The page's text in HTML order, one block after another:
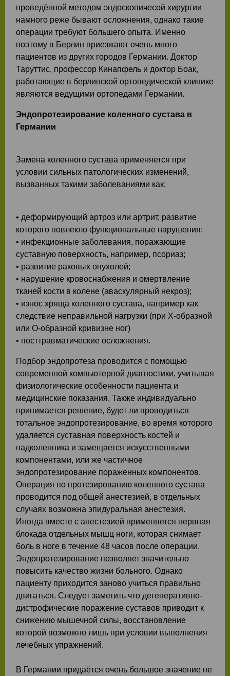
проведённой методом эндоскопичесой хирургии
намного реже бывают осложнения, однако такие
операции требуют большего опыта. Именно
поэтому в Берлин приезжают очень много
пациентов из других городов Германии. Доктор
Таруттис, профессор Кинапфель и доктор Боак,
работающие в берлинской ортопедической клинике
являются ведущими ортопедами Германии.
Эндопротезирование коленного сустава в
Германии
Замена коленного сустава применяется при
условии сильных патологических изменений,
вызванных такими заболеваниями как:
• деформирующий артроз или артрит, развитие
которого повлекло функциональные нарушения;
• инфекционные заболевания, поражающие
суставную поверхность, например, псориаз;
• развитие раковых опухолей;
• нарушение кровоснабжения и омертвление
тканей кости в колене (аваскулярный некроз);
• износ хряща коленного сустава, например как
следствие неправильной нагрузки (при X-образной
или О-образной кривизне ног)
• посттравматические осложнения.
Подбор эндопротеза проводится с помощью
современной компьютерной диагностики, учитывая
физиологические особенности пациента и
медицинские показания. Также индивидуально
принимается решение, будет ли проводиться
тотальное эндопротезирование, во время которого
удаляется суставная поверхность костей и
надколенника и замещается искусственными
компонентами, или же частичное
эндопротезирование пораженных компонентов.
Операция по протезированию коленного сустава
проводится под общей анестезией, в отдельных
случаях возможна эпидуральная анестезия.
Иногда вместе с анестезией применяется нервная
блокада отдельных мышц ноги, которая снимает
боль в ноге в течение 48 часов после операции.
Эндопротезирование позволяет значительно
повысить качество жизни больного. Однако
пациенту приходится заново учиться правильно
двигаться. Следует заметить что дегенеративно-
дистрофические поражение суставов приводит к
снижению мышечной силы, восстановление
которой возможно лишь при условии выполнения
лечебных упражнений.
В Германии придаётся очень большое значение не